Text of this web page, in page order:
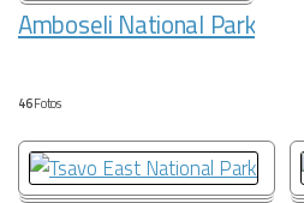
Amboseli National Park
46Fotos